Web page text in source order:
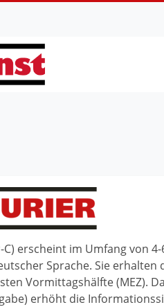
C) erscheint im Umfang von
Sprache. Sie erhalten
Vormittagshälfte (MEZ).
erhöht die